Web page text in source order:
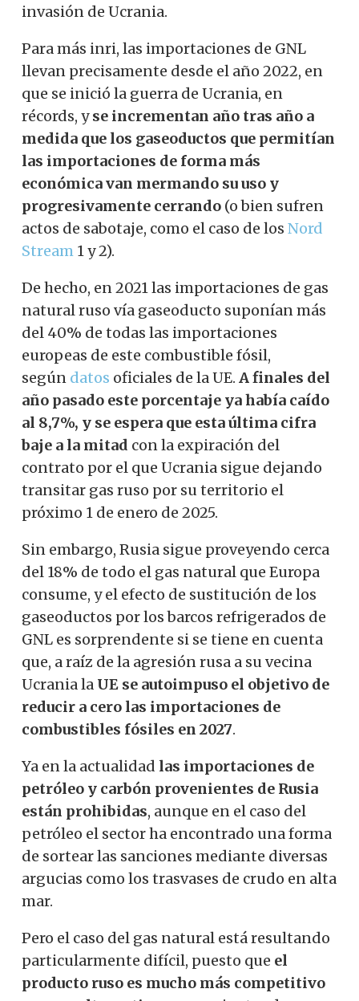
invasión de Ucrania.
Para más inri, las importaciones de GNL
llevan precisamente desde el año 2022, en
que se inició la guerra de Ucrania, en
récords, yse incrementan año tras año a
medida que los gaseoductos que permitían
las importaciones de forma más
económica van mermando su uso y
progresivamente cerrando (o bien sufren
actos de sabotaje, como el caso de los Nord
Stream 1 y 2).
De hecho, en 2021 las importaciones de gas
natural ruso vía gaseoducto suponían más
del 40% de todas las importaciones
europeas de este combustible fósil,
según datos oficiales de la UE. A finales del
año pasado este porcentaje ya había caído
al 8,7%, y se espera que esta última cifra
baje a la mitad con la expiración del
contrato por el que Ucrania sigue dejando
transitar gas ruso por su territorio el
próximo 1 de enero de 2025.
Sin embargo, Rusia sigue proveyendo cerca
del 18% de todo el gas natural que Europa
consume, y el efecto de sustitución de los
gaseoductos por los barcos refrigerados de
GNL es sorprendente si se tiene en cuenta
que, a raíz de la agresión rusa a su vecina
Ucrania la UE se autoimpuso el objetivo de
reducir a cero las importaciones de
combustibles fósiles en 2027.
Ya en la actualidad las importaciones de
petróleo y carbón provenientes de Rusia
están prohibidas, aunque en el caso del
petróleo el sector ha encontrado una forma
de sortear las sanciones mediante diversas
argucias como los trasvases de crudo en alta
mar.
Pero el caso del gas natural está resultando
particularmente difícil, puesto que el
producto ruso es mucho más competitivo